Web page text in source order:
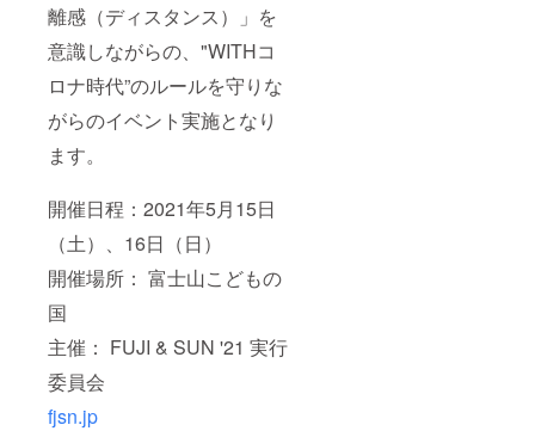
離感（ディスタンス）」を
意識しながらの、"WITHコ
ロナ時代”のルールを守りな
がらのイベント実施となり
ます。
開催日程：2021年5月15日
（土）、16日（日）
開催場所： 富士山こどもの
国
主催： FUJI & SUN '21 実行
委員会
fjsn.jp